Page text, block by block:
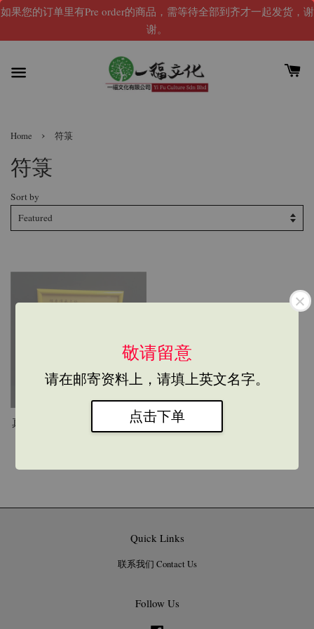
如果您的订单里有Pre order的商品，需等待全部到齐才一起发货，谢
谢。
敬请留意
请在邮寄资料上，请填上英文名字。
点击下单
Home › 符箓
符箓
Sort by
真佛宗符箓-天赐财符-（不包
含黄色框）frame
Quick Links
联系我们 Contact Us
Follow Us